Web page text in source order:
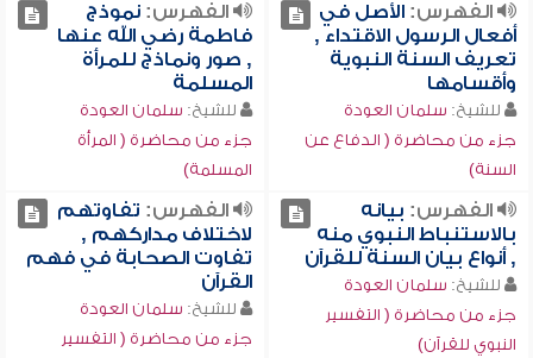
الفهرس:الأصل في
أفعال الرسول الاقتداء ,
تعريف السنة النبوية
وأقسامها
للشيخ: سلمان العودة
جزء من محاضرة ( الدفاع عن
السنة)
الفهرس:نموذج
فاطمة رضي الله عنها
, صور ونماذج للمرأة
المسلمة
للشيخ: سلمان العودة
جزء من محاضرة ( المرأة
المسلمة)
الفهرس: بيانه
بالاستنباط النبوي منه
, أنواع بيان السنة للقرآن
للشيخ: سلمان العودة
جزء من محاضرة ( التفسير
النبوي للقرآن)
الفهرس: تفاوتهم
لاختلاف مداركهم ,
تفاوت الصحابة في فهم
القرآن
للشيخ: سلمان العودة
جزء من محاضرة ( التفسير